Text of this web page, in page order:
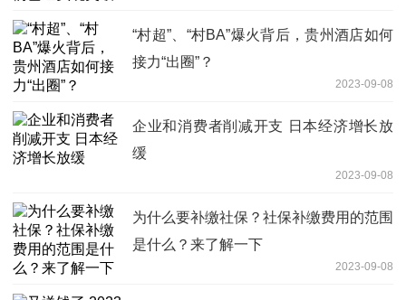
“村超”、“村BA”爆火背后，贵州酒店如何
接力“出圈”？
2023-09-08
企业和消费者削减开支 日本经济增长放
缓
2023-09-08
为什么要补缴社保？社保补缴费用的范围
是什么？来了解一下
2023-09-08